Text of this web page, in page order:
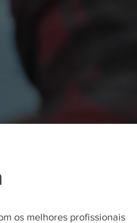
os melhores profissionais